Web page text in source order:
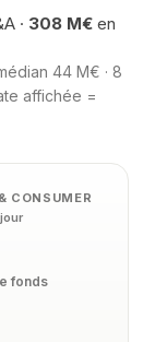
· 308 M€ en
44 M€ · 8
affichée =
CONSUMER
fonds